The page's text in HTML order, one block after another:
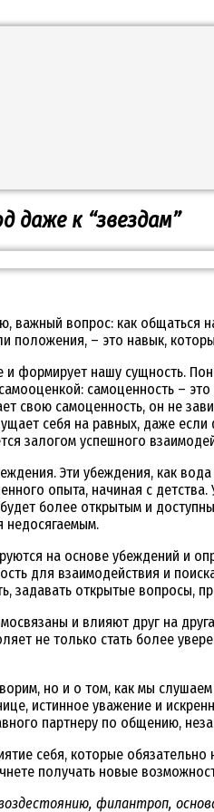
даже к “звездам”
важный вопрос: как
положения, – это навык,
и формирует нашу сущность.
самоценность –
свою самоценность, он не
себя на равных, даже
залогом успешного
Эти убеждения, как
опыта, начиная с
более открытым и
недосягаемым.
на основе убеждений и
для взаимодействия и
задавать открытые вопросы,
и влияют друг на
не только стать более
но и о том, как мы
истинное уважение и
партнеру по общению,
себя, которые
получать новые
филантроп,